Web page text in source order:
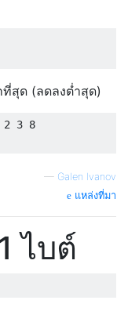
สุด (ลดลงต่ำสุด)
2 3 8
— Galen Ivanov
แหล่งที่มา
ไบต์